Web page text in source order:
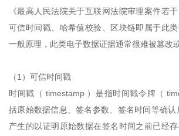
《最高人民法院关于互联网法院审理案件若
可信时间戳、哈希值校验、区块链即属于此
一般原理，此类电子数据证据通常很难被篡改
（1）可信时间戳
时间戳（ timestamp ）是指时间戳令牌（
括原始数据信息、签名参数、签名时间等确
产生的以证明原始数据在签名时间之前已经